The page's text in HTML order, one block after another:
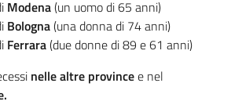
Modena(un uomo di 65 anni)
Bologna(una donna di 74 anni)
Ferrara(due donne di 89 e 61 anni)
nelle altre provincee nel